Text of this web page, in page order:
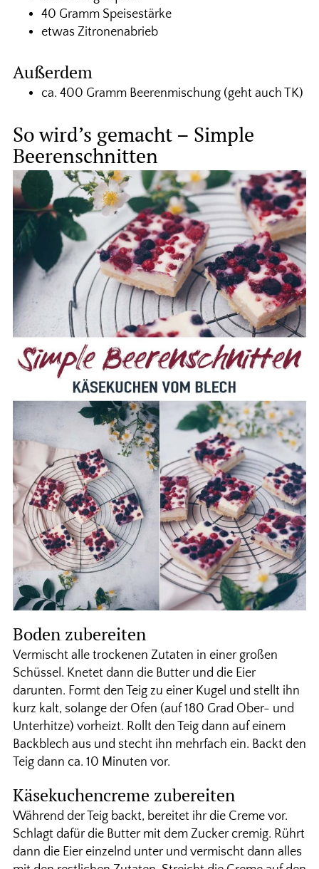
40 Gramm Speisestärke
etwas Zitronenabrieb
Außerdem
ca. 400 Gramm Beerenmischung (geht auch TK)
So wird’s gemacht – Simple
Beerenschnitten
Boden zubereiten
Vermischt alle trockenen Zutaten in einer großen
Schüssel. Knetet dann die Butter und die Eier
darunten. Formt den Teig zu einer Kugel und stellt ihn
kurz kalt, solange der Ofen (auf 180 Grad Ober- und
Unterhitze) vorheizt. Rollt den Teig dann auf einem
Backblech aus und stecht ihn mehrfach ein. Backt den
Teig dann ca. 10 Minuten vor.
Käsekuchencreme zubereiten
Während der Teig backt, bereitet ihr die Creme vor.
Schlagt dafür die Butter mit dem Zucker cremig. Rührt
dann die Eier einzelnd unter und vermischt dann alles